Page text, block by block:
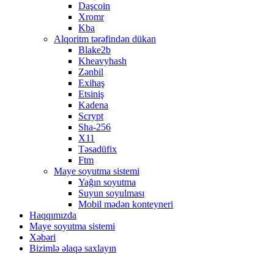
Daşcoin
Xromr
Kba
Alqoritm tərəfindən dükan
Blake2b
Kheavyhash
Zənbil
Exihaş
Etsiniş
Kadena
Scrypt
Sha-256
X11
Təsadüfix
Ftm
Maye soyutma sistemi
Yağın soyutma
Suyun soyulması
Mobil mədən konteyneri
Haqqımızda
Maye soyutma sistemi
Xəbəri
Bizimlə əlaqə saxlayın